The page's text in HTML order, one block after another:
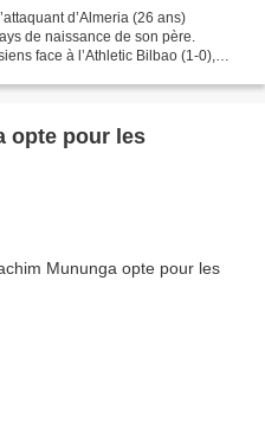
d’Almeria (26 ans)
de naissance de son père.
face à l’Athletic Bilbao (1-0),
opte pour les